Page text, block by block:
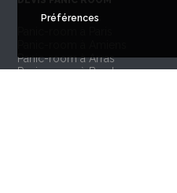
Panic-room à Arras
Panic-room à Bordeaux
Préférences